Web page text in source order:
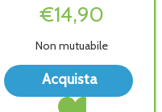
€14,90
Non mutuabile
Acquista
Acquista